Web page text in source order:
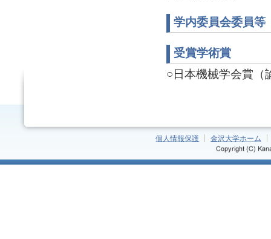
学内委員会委員等
受賞学術賞
○日本機械学会賞（
個人情報保護 金沢大学ホーム